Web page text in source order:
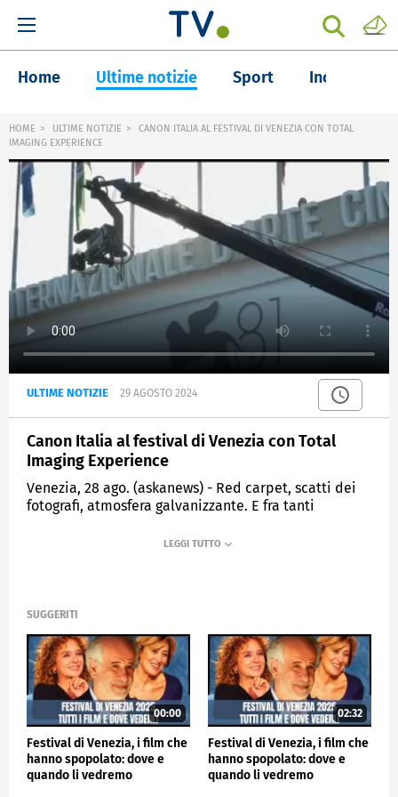
Home Ultime notizie Sport Inchieste
HOME ULTIME NOTIZIE
CANON ITALIA AL FESTIVAL DI VENEZIA CON TOTAL
IMAGING EXPERIENCE
ULTIME NOTIZIE 29 AGOSTO 2024
Canon Italia al festival di Venezia con Total
Imaging Experience
Venezia, 28 ago. (askanews) - Red carpet, scatti dei
fotografi, atmosfera galvanizzante. E fra tanti
riferimento alla 81^ Mostra Internazionale d'Arte
Imaging Technology Canon Italia.
"Canon collabora con la Mostra Internazionale d'Arte
cinematografica di Venezia da oltre 20 anni, una
collaborazione di cui siamo particolarmente
orgogliosi simbolo della settima arte e della cultura".
Nel suo punto Canon Professional Service al terzo
piano del Casino', il gruppo ha creato un'esperienza
visiva e tecnologica: Total Imaging Experience,
sottolinea D'Amelio.
SUGGERITI
00:00
Festival di Venezia, i film che
hanno spopolato: dove e
quando li vedremo
02:32
Festival di Venezia, i film che
hanno spopolato: dove e
quando li vedremo